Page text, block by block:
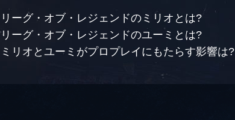
リーグ・オブ・レジェンドのミリオとは?
リーグ・オブ・レジェンドのユーミとは?
ミリオとユーミがプロプレイにもたらす影響は?